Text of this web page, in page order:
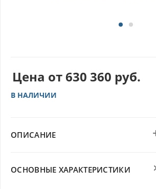
Цена от630 360 руб.
В НАЛИЧИИ
ОПИСАНИЕ
ОСНОВНЫЕ ХАРАКТЕРИСТИКИ